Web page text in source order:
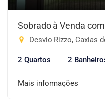
Sobrado à Venda
Desvio Rizzo, Caxias
2 Quartos 2
Mais informações